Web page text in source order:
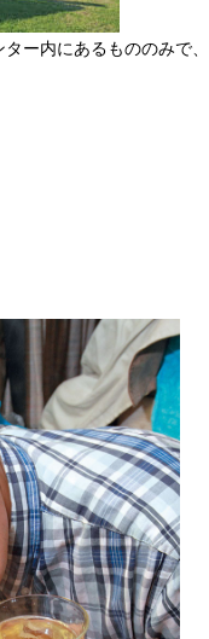
ー内にあるもののみで、